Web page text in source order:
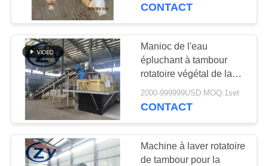
CONTACT
Manioc de l'eau
épluchant à tambour
rotatoire végétal de la
machine à laver 18.5kw
2000-999999USD MOQ:1set
CONTACT
Machine à laver rotatoire
de tambour pour la